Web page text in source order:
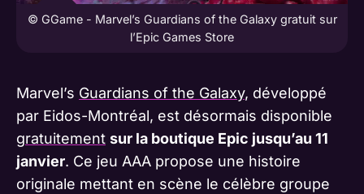
© GGame - Marvel’s Guardians of the Galaxy gratuit sur
l’Epic Games Store
Marvel’s Guardians of the Galaxy, développé
par Eidos-Montréal, est désormais disponible
gratuitement sur la boutique Epic jusqu’au 11
janvier. Ce jeu AAA propose une histoire
originale mettant en scène le célèbre groupe